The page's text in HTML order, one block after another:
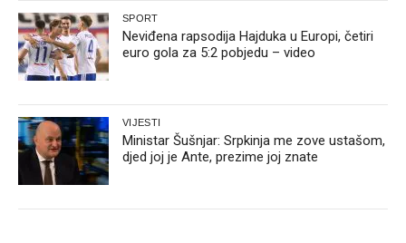
SPORT
Neviđena rapsodija Hajduka u Europi, četiri
euro gola za 5:2 pobjedu – video
VIJESTI
Ministar Šušnjar: Srpkinja me zove ustašom,
djed joj je Ante, prezime joj znate